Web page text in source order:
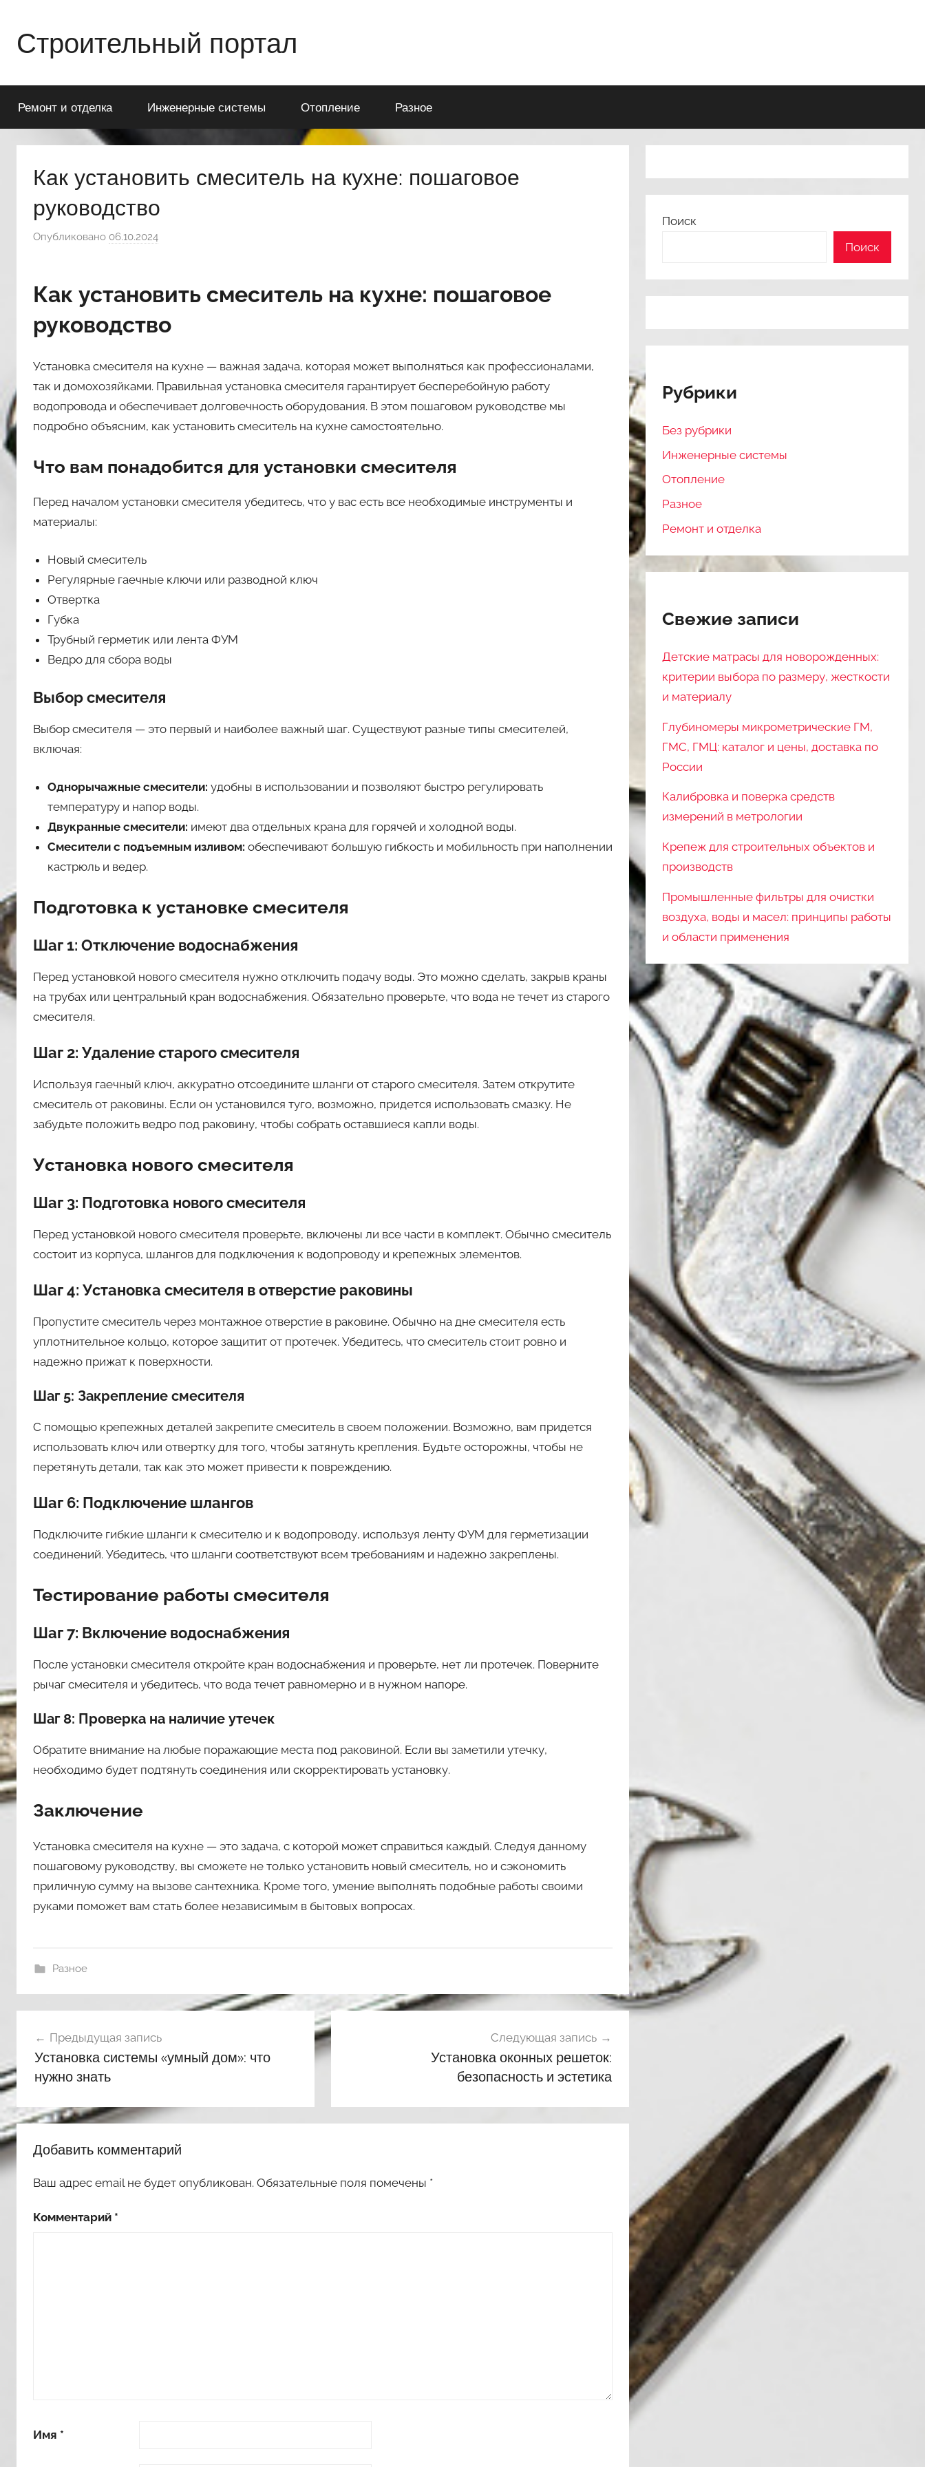
содержимому
Строительный портал
Ремонт и отделка Инженерные системы Отопление Разное
Как установить смеситель на кухне: пошаговое
руководство
Опубликовано 06.10.2024
о
о
n
a
i
3
Как установить смеситель на кухне: пошаговое
руководство
Установка смесителя на кухне — важная задача, которая может выполняться как профессионалами,
так и домохозяйками. Правильная установка смесителя гарантирует бесперебойную работу
водопровода и обеспечивает долговечность оборудования. В этом пошаговом руководстве мы
подробно объясним, как установить смеситель на кухне самостоятельно.
Что вам понадобится для установки смесителя
Перед началом установки смесителя убедитесь, что у вас есть все необходимые инструменты и
материалы:
Новый смеситель
Регулярные гаечные ключи или разводной ключ
Отвертка
Губка
Трубный герметик или лента ФУМ
Ведро для сбора воды
Выбор смесителя
Выбор смесителя — это первый и наиболее важный шаг. Существуют разные типы смесителей,
включая:
Однорычажные смесители: удобны в использовании и позволяют быстро регулировать
температуру и напор воды.
Двукранные смесители: имеют два отдельных крана для горячей и холодной воды.
Смесители с подъемным изливом: обеспечивают большую гибкость и мобильность при наполнении
кастрюль и ведер.
Подготовка к установке смесителя
Шаг 1: Отключение водоснабжения
Перед установкой нового смесителя нужно отключить подачу воды. Это можно сделать, закрыв краны
на трубах или центральный кран водоснабжения. Обязательно проверьте, что вода не течет из старого
смесителя.
Шаг 2: Удаление старого смесителя
Используя гаечный ключ, аккуратно отсоедините шланги от старого смесителя. Затем открутите
смеситель от раковины. Если он установился туго, возможно, придется использовать смазку. Не
забудьте положить ведро под раковину, чтобы собрать оставшиеся капли воды.
Установка нового смесителя
Шаг 3: Подготовка нового смесителя
Перед установкой нового смесителя проверьте, включены ли все части в комплект. Обычно смеситель
состоит из корпуса, шлангов для подключения к водопроводу и крепежных элементов.
Шаг 4: Установка смесителя в отверстие раковины
Пропустите смеситель через монтажное отверстие в раковине. Обычно на дне смесителя есть
уплотнительное кольцо, которое защитит от протечек. Убедитесь, что смеситель стоит ровно и
надежно прижат к поверхности.
Шаг 5: Закрепление смесителя
С помощью крепежных деталей закрепите смеситель в своем положении. Возможно, вам придется
использовать ключ или отвертку для того, чтобы затянуть крепления. Будьте осторожны, чтобы не
перетянуть детали, так как это может привести к повреждению.
Шаг 6: Подключение шлангов
Подключите гибкие шланги к смесителю и к водопроводу, используя ленту ФУМ для герметизации
соединений. Убедитесь, что шланги соответствуют всем требованиям и надежно закреплены.
Тестирование работы смесителя
Шаг 7: Включение водоснабжения
После установки смесителя откройте кран водоснабжения и проверьте, нет ли протечек. Поверните
рычаг смесителя и убедитесь, что вода течет равномерно и в нужном напоре.
Шаг 8: Проверка на наличие утечек
Обратите внимание на любые поражающие места под раковиной. Если вы заметили утечку,
необходимо будет подтянуть соединения или скорректировать установку.
Заключение
Установка смесителя на кухне — это задача, с которой может справиться каждый. Следуя данному
пошаговому руководству, вы сможете не только установить новый смеситель, но и сэкономить
приличную сумму на вызове сантехника. Кроме того, умение выполнять подобные работы своими
руками поможет вам стать более независимым в бытовых вопросах.
Разное
по
записям
Предыдущая запись
Установка системы «умный дом»: что
нужно знать
Следующая запись
Установка оконных решеток:
безопасность и эстетика
Добавить комментарий
Ваш адрес email не будет опубликован. Обязательные поля помечены *
Комментарий *
Имя *
Поиск
Поиск
Рубрики
Без рубрики
Инженерные системы
Отопление
Разное
Ремонт и отделка
Свежие записи
Детские матрасы для новорожденных:
критерии выбора по размеру, жесткости
и материалу
Глубиномеры микрометрические ГМ,
ГМС, ГМЦ: каталог и цены, доставка по
России
Калибровка и поверка средств
измерений в метрологии
Крепеж для строительных объектов и
производств
Промышленные фильтры для очистки
воздуха, воды и масел: принципы работы
и области применения